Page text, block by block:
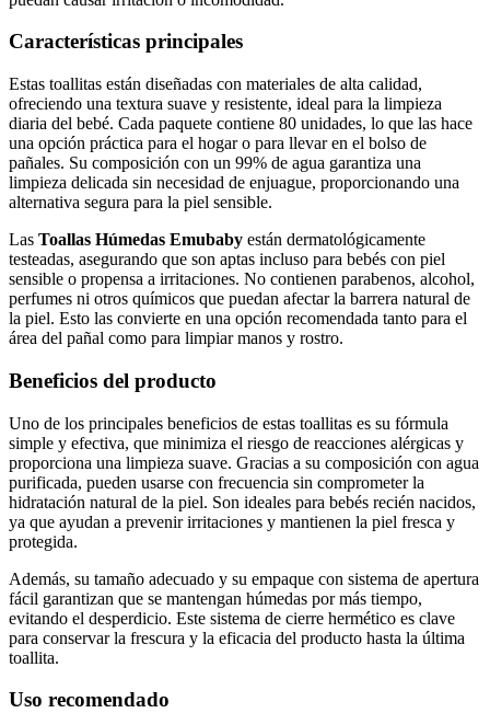
Características principales
Estas toallitas están diseñadas con materiales de alta calidad,
ofreciendo una textura suave y resistente, ideal para la limpieza
diaria del bebé. Cada paquete contiene 80 unidades, lo que las hace
una opción práctica para el hogar o para llevar en el bolso de
pañales. Su composición con un 99% de agua garantiza una
limpieza delicada sin necesidad de enjuague, proporcionando una
alternativa segura para la piel sensible.
Las Toallas Húmedas Emubaby están dermatológicamente
testeadas, asegurando que son aptas incluso para bebés con piel
sensible o propensa a irritaciones. No contienen parabenos, alcohol,
perfumes ni otros químicos que puedan afectar la barrera natural de
la piel. Esto las convierte en una opción recomendada tanto para el
área del pañal como para limpiar manos y rostro.
Beneficios del producto
Uno de los principales beneficios de estas toallitas es su fórmula
simple y efectiva, que minimiza el riesgo de reacciones alérgicas y
proporciona una limpieza suave. Gracias a su composición con agua
purificada, pueden usarse con frecuencia sin comprometer la
hidratación natural de la piel. Son ideales para bebés recién nacidos,
ya que ayudan a prevenir irritaciones y mantienen la piel fresca y
protegida.
Además, su tamaño adecuado y su empaque con sistema de apertura
fácil garantizan que se mantengan húmedas por más tiempo,
evitando el desperdicio. Este sistema de cierre hermético es clave
para conservar la frescura y la eficacia del producto hasta la última
toallita.
Uso recomendado